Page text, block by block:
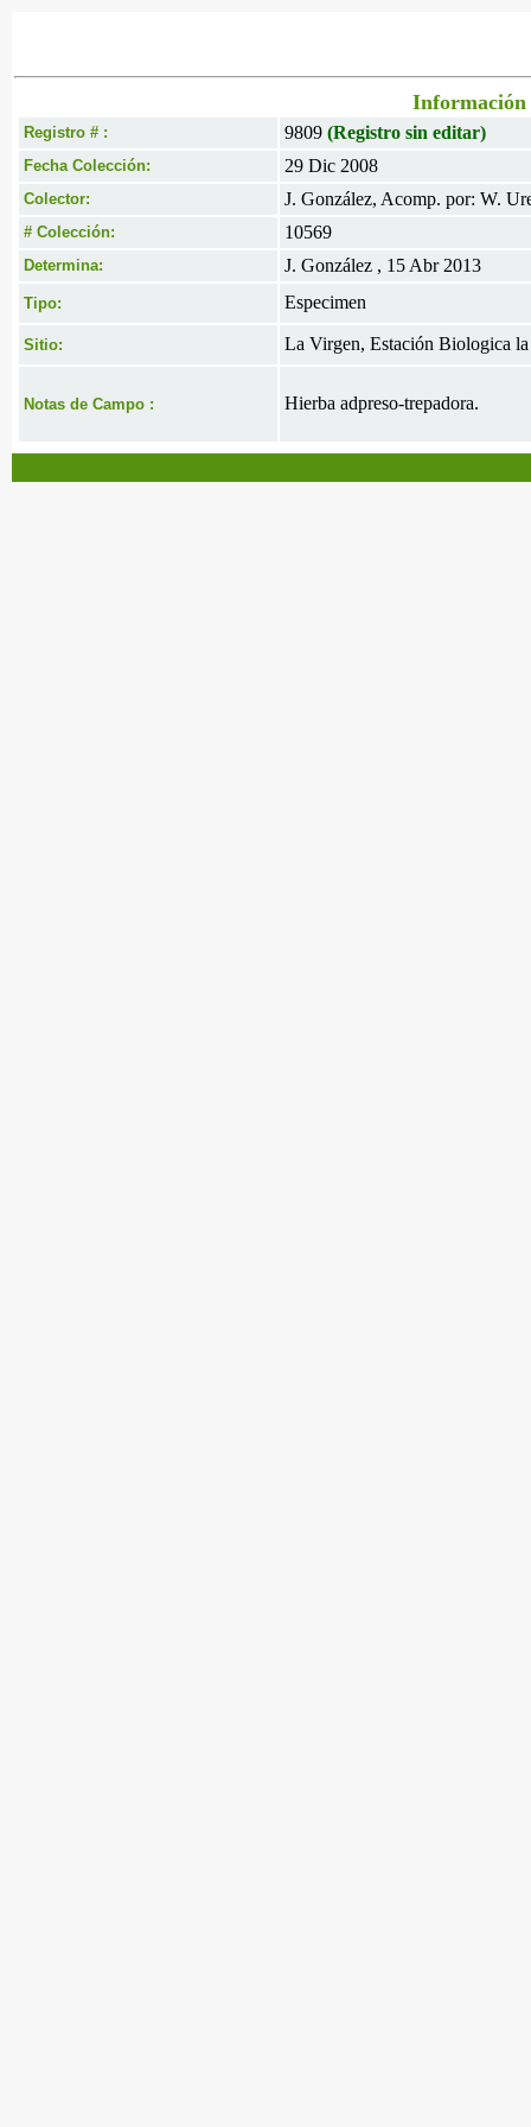
Información
Registro # : 9809 (Registro sin editar)
Fecha Colección: 29 Dic 2008
Colector: J. González, Acomp. por: W.
# Colección: 10569
Determina: J. González , 15 Abr 2013
Tipo: Especimen
Sitio: La Virgen, Estación Biologica
Notas de Campo : Hierba adpreso-trepadora.